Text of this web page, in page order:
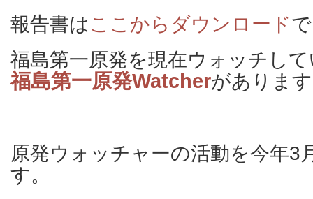
報告書はここからダウンロード
福島第一原発を現在ウォッチし
福島第一原発Watcherがありま
原発ウォッチャーの活動を今年3
す。